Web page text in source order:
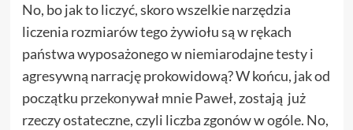
No, bo jak to liczyć, skoro wszelkie narzędzia
liczenia rozmiarów tego żywiołu są w rękach
państwa wyposażonego w niemiarodajne testy i
agresywną narrację prokowidową? W końcu, jak od
początku przekonywał mnie Paweł, zostają już
rzeczy ostateczne, czyli liczba zgonów w ogóle. No,